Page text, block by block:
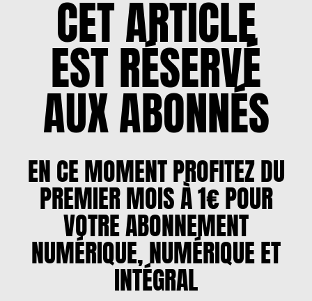
CET ARTICLE
EST RÉSERVÉ
AUX ABONNÉS
EN CE MOMENT PROFITEZ DU
PREMIER MOIS À 1€ POUR
VOTRE ABONNEMENT
NUMÉRIQUE, NUMÉRIQUE ET
INTÉGRAL